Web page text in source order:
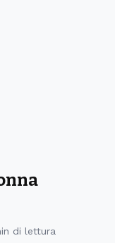
di lettura